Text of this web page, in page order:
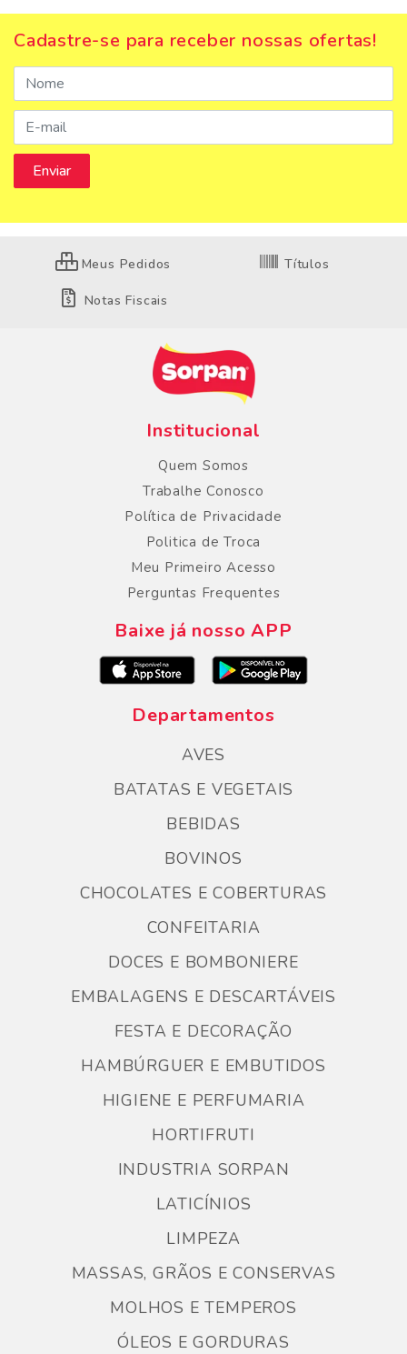
Cadastre-se para receber nossas ofertas!
Meus Pedidos Títulos
Notas Fiscais
Institucional
Quem Somos
Trabalhe Conosco
Política de Privacidade
Politica de Troca
Meu Primeiro Acesso
Perguntas Frequentes
Baixe já nosso APP
Departamentos
AVES
BATATAS E VEGETAIS
BEBIDAS
BOVINOS
CHOCOLATES E COBERTURAS
CONFEITARIA
DOCES E BOMBONIERE
EMBALAGENS E DESCARTÁVEIS
FESTA E DECORAÇÃO
HAMBÚRGUER E EMBUTIDOS
HIGIENE E PERFUMARIA
HORTIFRUTI
INDUSTRIA SORPAN
LATICÍNIOS
LIMPEZA
MASSAS, GRÃOS E CONSERVAS
MOLHOS E TEMPEROS
ÓLEOS E GORDURAS